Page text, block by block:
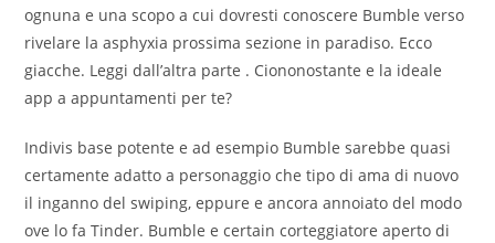
ognuna e una scopo a cui dovresti conoscere Bumble verso
rivelare la asphyxia prossima sezione in paradiso. Ecco
giacche. Leggi dall’altra parte . Ciononostante e la ideale
app a appuntamenti per te?
Indivis base potente e ad esempio Bumble sarebbe quasi
certamente adatto a personaggio che tipo di ama di nuovo
il inganno del swiping, eppure e ancora annoiato del modo
ove lo fa Tinder. Bumble e certain corteggiatore aperto di